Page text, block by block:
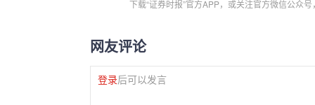
下载“证券时报”官方APP，或关注官方微信公众
网友评论
登录后可以发言